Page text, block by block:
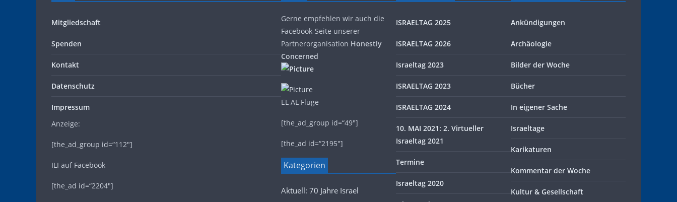
Mitgliedschaft
Spenden
Kontakt
Datenschutz
Impressum
Anzeige:
[the_ad_group id=“112″]
ILI auf Facebook
[the_ad id=“2204″]
Gerne empfehlen wir auch die
Facebook-Seite unserer
Partnerorganisation Honestly
Concerned
EL AL Flüge
[the_ad_group id=“49″]
[the_ad id=“2195″]
Kategorien
Aktuell: 70 Jahre Israel
ISRAELTAG 2025
ISRAELTAG 2026
Israeltag 2023
ISRAELTAG 2023
ISRAELTAG 2024
10. MAI 2021: 2. Virtueller
Israeltag 2021
Termine
Israeltag 2020
Ankündigungen
Archäologie
Bilder der Woche
Bücher
In eigener Sache
Israeltage
Karikaturen
Kommentar der Woche
Kultur & Gesellschaft